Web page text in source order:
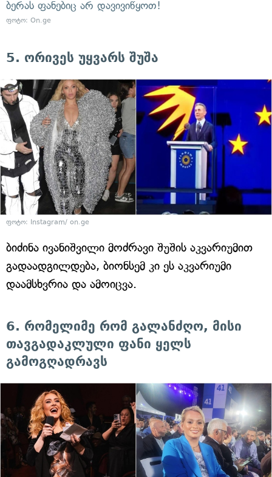
ბერას ფანებიც არ დავივიწყოთ!
ფოტო: On.ge
5. ორივეს უყვარს შუშა
ფოტო: Instagram/ on.ge
ბიძინა ივანიშვილი მოძრავი შუშის აკვარიუმით
გადაადგილდება, ბიონსემ კი ეს აკვარიუმი
დაამსხვრია და ამოიცვა.
6. რომელიმე რომ გალანძღო, მისი
თავგადაკლული ფანი ყელს
გამოგღადრავს